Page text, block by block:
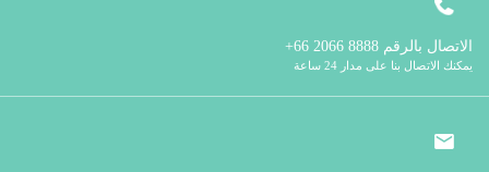
الاتصال بالرقم
يمكنك الاتصال بنا على مدار 24 ساعة